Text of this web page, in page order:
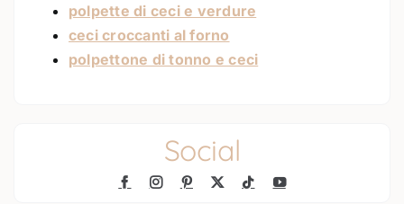
polpette di ceci e verdure
ceci croccanti al forno
polpettone di tonno e ceci
Social